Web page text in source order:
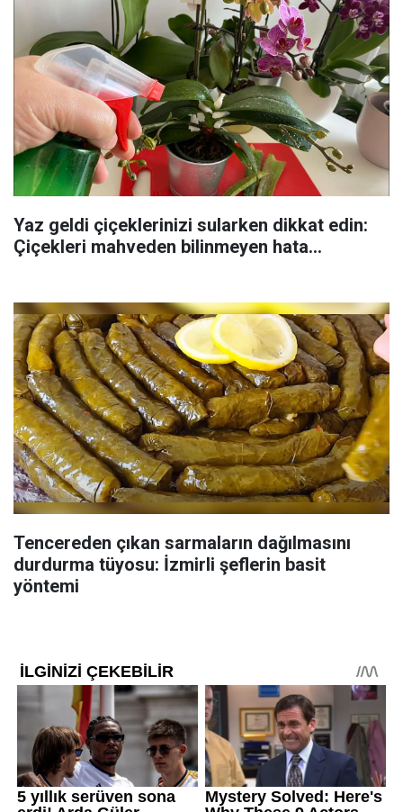
Yaz geldi çiçeklerinizi sularken dikkat edin:
Çiçekleri mahveden bilinmeyen hata...
Tencereden çıkan sarmaların dağılmasını
durdurma tüyosu: İzmirli şeflerin basit
yöntemi